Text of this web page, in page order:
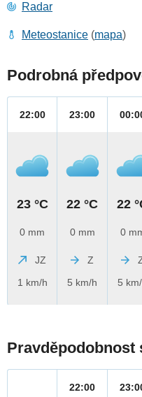
Radar
Meteostanice (mapa)
Podrobná
22:00
23 °C
0 mm
JZ
1 km/h
23:00
22 °C
0 mm
Z
5 km/h
22
0
5
Pravděpodobnost
22:00